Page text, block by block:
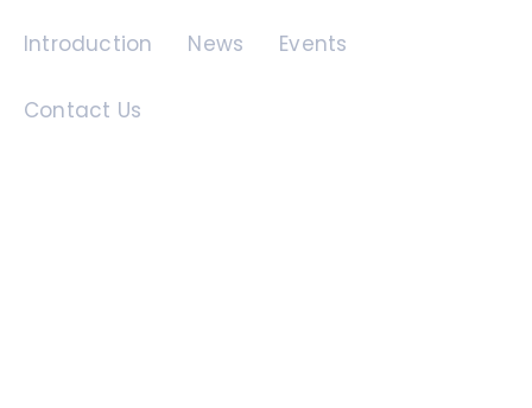
Introduction News Events
Contact Us